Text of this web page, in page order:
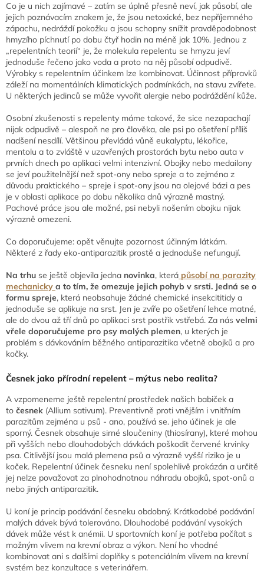
Co je u nich zajímavé – zatím se úplně přesně neví, jak působí, ale
jejich poznávacím znakem je, že jsou netoxické, bez nepříjemného
zápachu, nedráždí pokožku a jsou schopny snížit pravděpodobnost
hmyzího píchnutí po dobu čtyř hodin na méně jak 10%. Jednou z
„repelentních teorií“ je, že molekula repelentu se hmyzu jeví
jednoduše řečeno jako voda a proto na něj působí odpudivě.
Výrobky s repelentním účinkem lze kombinovat. Účinnost přípravků
záleží na momentálních klimatických podmínkách, na stavu zvířete.
U některých jedinců se může vyvořit alergie nebo podráždění kůže.
Osobní zkušenosti s repelenty máme takové, že sice nezapachají
nijak odpudivě – alespoň ne pro člověka, ale psi po ošetření příliš
nadšení nesdílí. Většinou převládá vůně eukalyptu, lékořice,
mentolu a to zvláště v uzavřených prostorách bytu nebo auta v
prvních dnech po aplikaci velmi intenzivní. Obojky nebo medailony
se jeví použitelnější než spot-ony nebo spreje a to zejména z
důvodu praktického – spreje i spot-ony jsou na olejové bázi a pes
je v oblasti aplikace po dobu několika dnů výrazně mastný.
Pachové práce jsou ale možné, psi nebyli nošením obojku nijak
výrazně omezeni.
Co doporučujeme: opět věnujte pozornost účinným látkám.
Některé z řady eko-antiparazitik prostě a jednoduše nefungují.
Na trhu se ještě objevila jedna novinka, která působí na parazity
mechanicky a to tím, že omezuje jejich pohyb v srsti. Jedná se o
formu spreje, která neobsahuje žádné chemické insekcititidy a
jednoduše se aplikuje na srst. Jen je zvíře po ošetření lehce matné,
ale do dvou až tří dnů po aplikaci srst postřik vstřebá. Za nás velmi
vřele doporučujeme pro psy malých plemen, u kterých je
problém s dávkováním běžného antiparazitika včetně obojků a pro
kočky.
Česnek jako přírodní repelent – mýtus nebo realita?
A vzpomeneme ještě repelentní prostředek našich babiček a
to česnek (Allium sativum). Preventivně proti vnějším i vnitřním
parazitům zejména u psů - ano, používá se. jeho účinek je ale
sporný. Česnek obsahuje sirné sloučeniny (thiosírany), které mohou
při vyšších nebo dlouhodobých dávkách poškodit červené krvinky
psa. Citlivější jsou malá plemena psů a výrazně vyšší riziko je u
koček. Repelentní účinek česneku není spolehlivě prokázán a určitě
jej nelze považovat za plnohodnotnou náhradu obojků, spot-onů a
nebo jiných antiparazitik.
U koní je princip podávání česneku obdobný. Krátkodobé podávání
malých dávek bývá tolerováno. Dlouhodobé podávání vysokých
dávek může vést k anémii. U sportovních koní je potřeba počítat s
možným vlivem na krevní obraz a výkon. Není ho vhodné
kombinovat ani s dalšími doplňky s potenciálním vlivem na krevní
systém bez konzultace s veterinářem.